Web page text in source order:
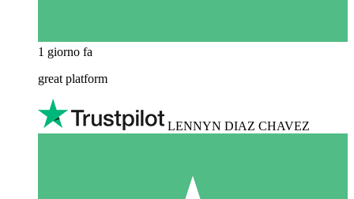
1 giorno fa
great platform
LENNYN DIAZ CHAVEZ